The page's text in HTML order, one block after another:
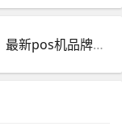
下一篇：最新pos机品牌排行榜_pos机排行榜官方